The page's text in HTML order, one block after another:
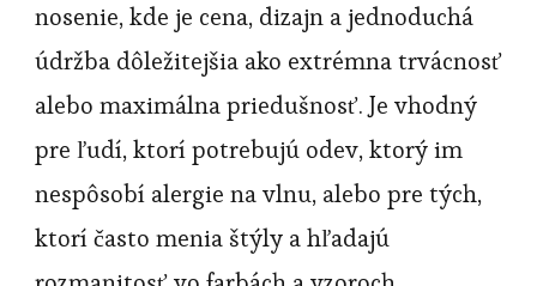
nosenie, kde je cena, dizajn a jednoduchá
údržba dôležitejšia ako extrémna trvácnosť
alebo maximálna priedušnosť. Je vhodný
pre ľudí, ktorí potrebujú odev, ktorý im
nespôsobí alergie na vlnu, alebo pre tých,
ktorí často menia štýly a hľadajú